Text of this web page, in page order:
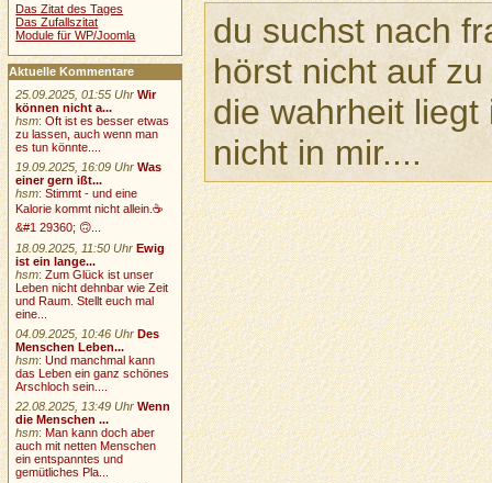
du suchst nach
hörst nicht auf
die wahrheit liegt
nicht in mir....
Das Zitat des Tages
Das Zufallszitat
Module für WP/Joomla
Aktuelle Kommentare
25.09.2025, 01:55 Uhr Wir
können nicht a...
hsm:Oft ist es besser etwas
zu lassen, auch wenn man
es tun könnte....
19.09.2025, 16:09 Uhr Was
einer gern ißt...
hsm:Stimmt - und eine
Kalorie kommt nicht allein.☕
&#1 29360; 🙃...
18.09.2025, 11:50 Uhr Ewig
ist ein lange...
hsm:Zum Glück ist unser
Leben nicht dehnbar wie Zeit
und Raum. Stellt euch mal
eine...
04.09.2025, 10:46 Uhr Des
Menschen Leben...
hsm:Und manchmal kann
das Leben ein ganz schönes
Arschloch sein....
22.08.2025, 13:49 Uhr Wenn
die Menschen ...
hsm:Man kann doch aber
auch mit netten Menschen
ein entspanntes und
gemütliches Pla...